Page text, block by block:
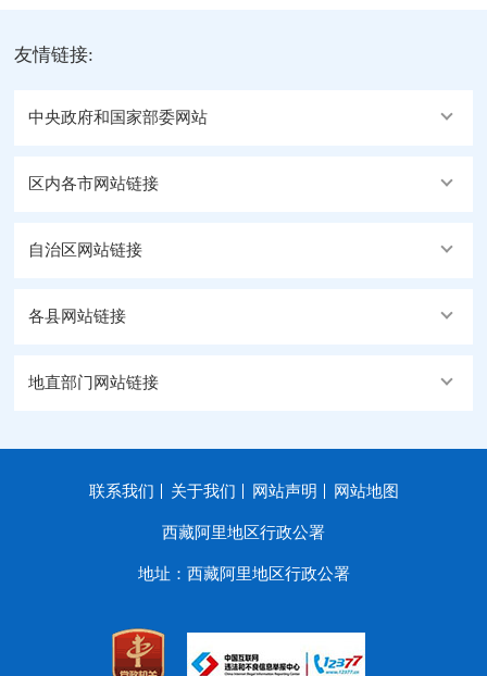
友情链接:
中央政府和国家部委网站
区内各市网站链接
自治区网站链接
各县网站链接
地直部门网站链接
联系我们 关于我们 网站声明 网站地图
西藏阿里地区行政公署
地址：西藏阿里地区行政公署